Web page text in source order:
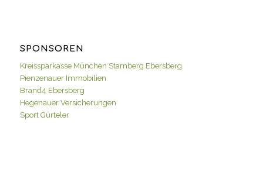
SPONSOREN
Kreissparkasse München Starnberg Ebersberg
Pienzenauer Immobilien
Brand4 Ebersberg
Hegenauer Versicherungen
Sport Gürteler